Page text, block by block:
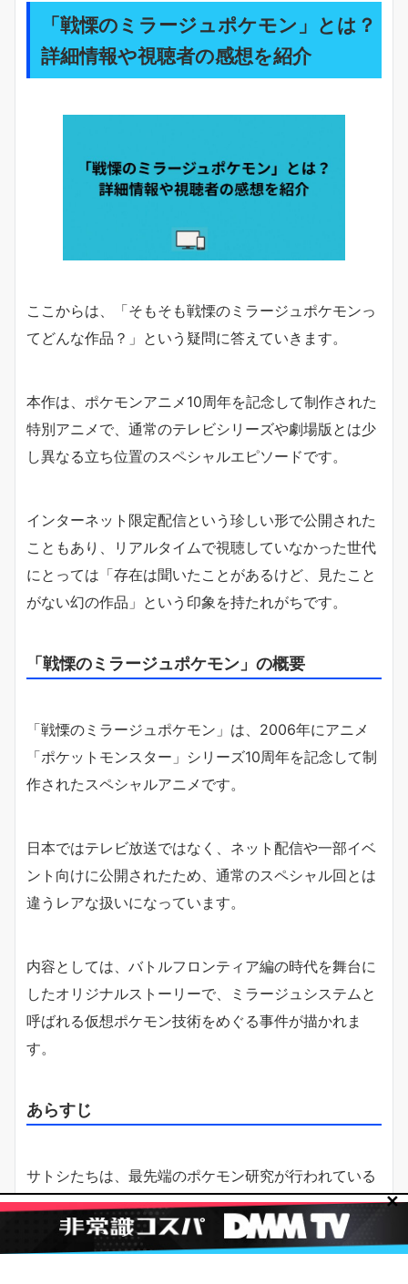
「戦慄のミラージュポケモン」とは？
詳細情報や視聴者の感想を紹介
ここからは、「そもそも戦慄のミラージュポケモンっ
てどんな作品？」という疑問に答えていきます。
本作は、ポケモンアニメ10周年を記念して制作された
特別アニメで、通常のテレビシリーズや劇場版とは少
し異なる立ち位置のスペシャルエピソードです。
インターネット限定配信という珍しい形で公開された
こともあり、リアルタイムで視聴していなかった世代
にとっては「存在は聞いたことがあるけど、見たこと
がない幻の作品」という印象を持たれがちです。
「戦慄のミラージュポケモン」の概要
「戦慄のミラージュポケモン」は、2006年にアニメ
「ポケットモンスター」シリーズ10周年を記念して制
作されたスペシャルアニメです。
日本ではテレビ放送ではなく、ネット配信や一部イベ
ント向けに公開されたため、通常のスペシャル回とは
違うレアな扱いになっています。
内容としては、バトルフロンティア編の時代を舞台に
したオリジナルストーリーで、ミラージュシステムと
呼ばれる仮想ポケモン技術をめぐる事件が描かれま
す。
あらすじ
サトシたちは、最先端のポケモン研究が行われている
島に招待され、ミラージュシステムの開発者とされる
ドクター・ユングと出会います。
✕